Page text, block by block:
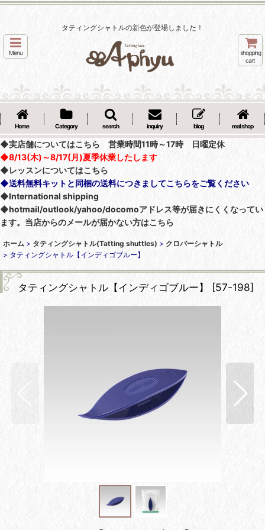
タティングシャトルの新色が登場しました！
Menu
shopping
cart
Home Category search inquiry blog real shop
◆実店舗についてはこちら 営業時間11時～17時 日曜定休
◆8/13(木)～8/17(月)夏季休業したします
◆レッスンについてはこちら
◆送料無料キットと同梱の送料につきましてこちらをご覧ください
◆International shipping
◆hotmail/outlook/yahoo/docomoアドレス等が届きにくくなってい
ます。当店からのメールが届かない方はこちら
ホーム > タティングシャトル(Tatting shuttles) > クロバーシャトル
> タティングシャトル【インディゴブルー】
タティングシャトル【インディゴブルー】 [57-198]